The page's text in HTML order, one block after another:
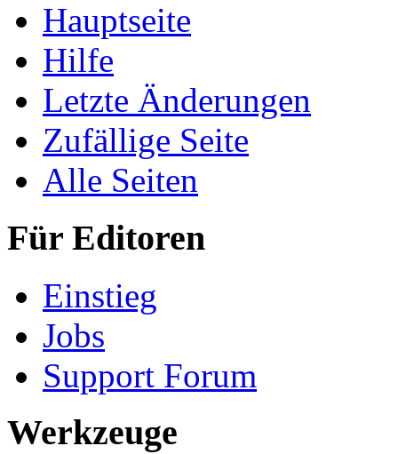
Hauptseite
Hilfe
Letzte Änderungen
Zufällige Seite
Alle Seiten
Für Editoren
Einstieg
Jobs
Support Forum
Werkzeuge